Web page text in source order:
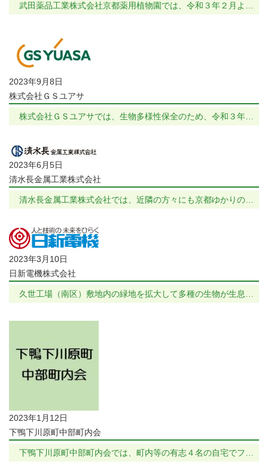
武田薬品工業株式会社京都薬用植物園では、令和３年２月よ…
2023年9月8日
株式会社ＧＳユアサ
株式会社ＧＳユアサでは、生物多様性保全のため、令和３年…
2023年6月5日
清水長金属工業株式会社
清水長金属工業株式会社では、近隣の方々にも京都ゆかりの…
2023年3月10日
日新電機株式会社
久世工場（南区）敷地内の緑地を拡大して多種の生物が生息…
2023年1月12日
下鴨下川原町中部町内会
下鴨下川原町中部町内会では、町内等の有志４名の自宅でフ…